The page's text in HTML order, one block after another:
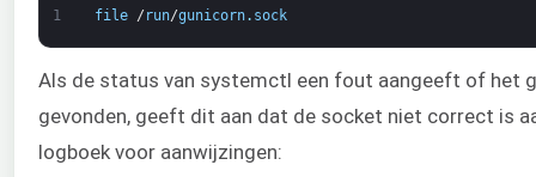
1 file / run/gunicorn. sock
Als de status van systemctl een fout aangeeft of het
gevonden, geeft dit aan dat de socket niet correct is
logboek voor aanwijzingen: